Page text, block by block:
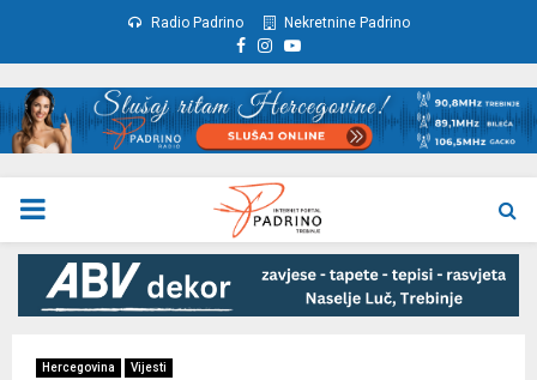
Radio Padrino Nekretnine Padrino
Facebook
Instagram
Youtube
PRIMARY
MENU
Hercegovina Vijesti